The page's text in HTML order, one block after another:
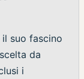
suo fascino
da
i